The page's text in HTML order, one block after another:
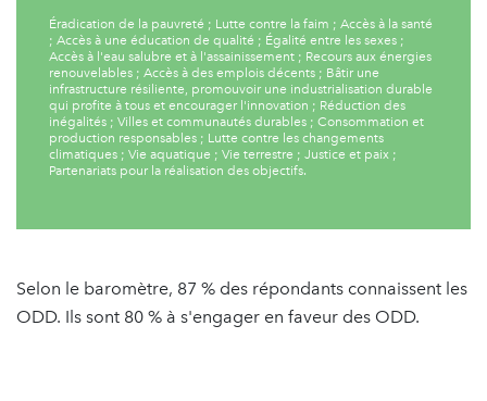
Éradication de la pauvreté ; Lutte contre la faim ; Accès à la santé
; Accès à une éducation de qualité ; Égalité entre les sexes ;
Accès à l'eau salubre et à l'assainissement ; Recours aux énergies
renouvelables ; Accès à des emplois décents ; Bâtir une
infrastructure résiliente, promouvoir une industrialisation durable
qui profite à tous et encourager l'innovation ; Réduction des
inégalités ; Villes et communautés durables ; Consommation et
production responsables ; Lutte contre les changements
climatiques ; Vie aquatique ; Vie terrestre ; Justice et paix ;
Partenariats pour la réalisation des objectifs.
Selon le baromètre, 87 % des répondants connaissent les
ODD. Ils sont 80 % à s'engager en faveur des ODD.